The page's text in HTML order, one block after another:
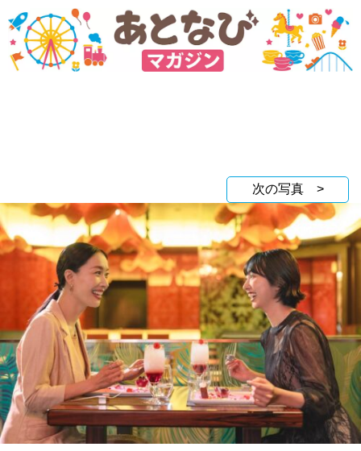
次の写真 >